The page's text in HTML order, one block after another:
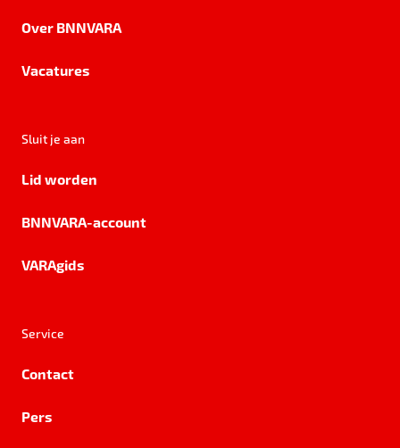
Over BNNVARA
Vacatures
Sluit je aan
Lid worden
BNNVARA-account
VARAgids
Service
Contact
Pers